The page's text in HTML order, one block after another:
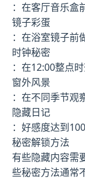
：在客厅音乐盒
镜子彩蛋
：在浴室镜子前
时钟秘密
：在12:00整点
窗外风景
：在不同季节观
隐藏日记
：好感度达到
秘密解锁方法
有些隐藏内容需
些秘密方法通常